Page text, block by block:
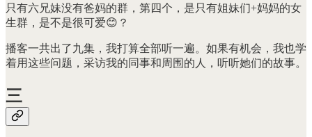
只有六兄妹没有爸妈的群，第四个，是只有姐妹们+妈妈的女
生群，是不是很可爱😊？
播客一共出了九集，我打算全部听一遍。如果有机会，我也学
着用这些问题，采访我的同事和周围的人，听听她们的故事。
三